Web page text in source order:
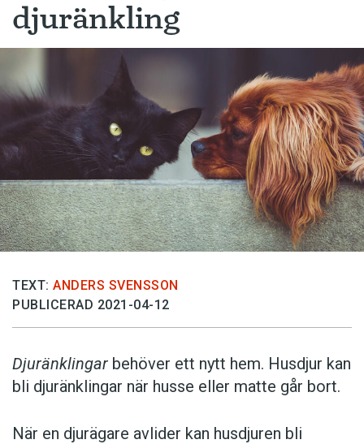
djuränkling
TEXT: ANDERS SVENSSON
PUBLICERAD 2021-04-12
Djuränklingar behöver ett nytt hem. Husdjur kan
bli djuränklingar när husse eller matte går bort.
När en djurägare avlider kan husdjuren bli